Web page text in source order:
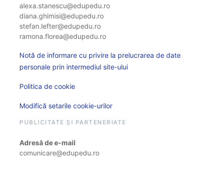
alexa.stanescu@edupedu.ro
diana.ghimisi@edupedu.ro
stefan.lefter@edupedu.ro
ramona.florea@edupedu.ro
Notă de informare cu privire la prelucrarea de date
personale prin intermediul site-ului
Politica de cookie
Modifică setarile cookie-urilor
PUBLICITATE ȘI PARTENERIATE
Adresă de e-mail
comunicare@edupedu.ro